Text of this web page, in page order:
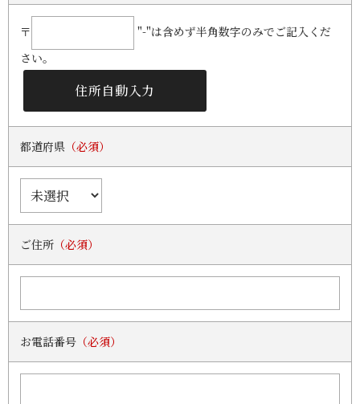
〒
"-"は含めず半角数字のみでご記入くだ
さい。
都道府県 （必須）
ご住所 （必須）
お電話番号 （必須）